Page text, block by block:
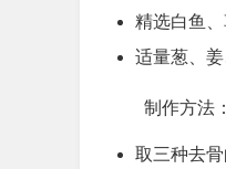
精选白鱼
适量葱、
制作方法：
取三种去